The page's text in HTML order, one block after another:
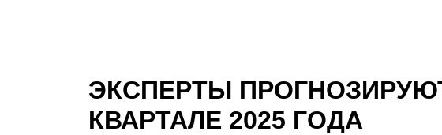
ЭКСПЕРТЫ
КВАРТАЛЕ 2025 ГОДА